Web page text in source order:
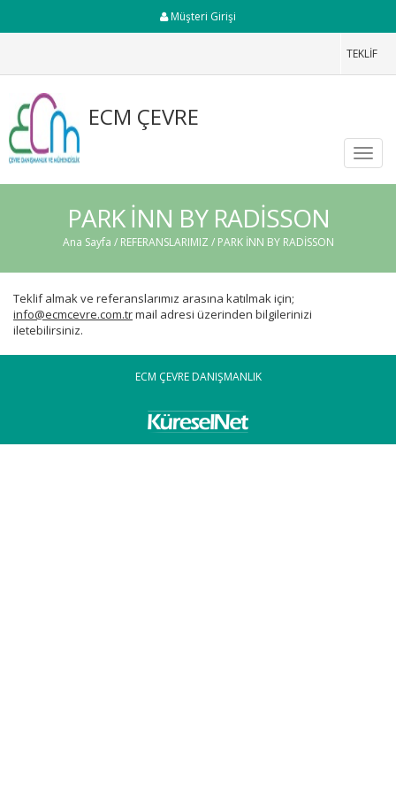
Müşteri Girişi
TEKLİF
ECM ÇEVRE
PARK İNN BY RADİSSON
Ana Sayfa / REFERANSLARIMIZ / PARK İNN BY RADİSSON
Teklif almak ve referanslarımız arasına katılmak için;
info@ecmcevre.com.trmail adresi üzerinden bilgilerinizi
iletebilirsiniz.
ECM ÇEVRE DANIŞMANLIK